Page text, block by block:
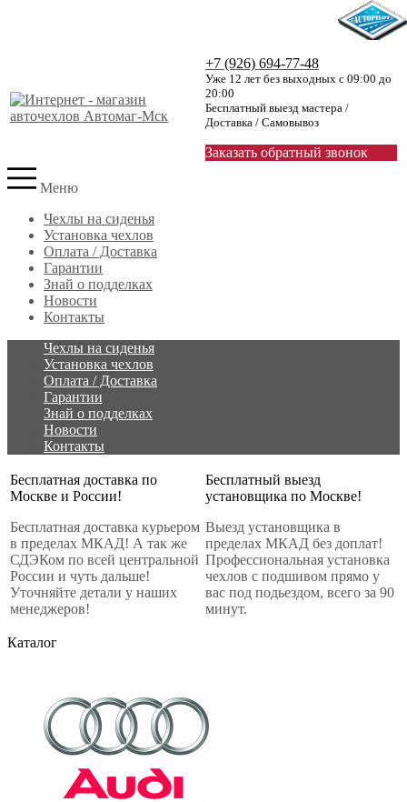
+7 (926) 694-77-48
Уже 12 лет без выходных с 09:00 до
20:00
Бесплатный выезд мастера /
Доставка / Самовывоз
Заказать обратный звонок
Меню
Чехлы на сиденья
Установка чехлов
Оплата / Доставка
Гарантии
Знай о подделках
Новости
Контакты
Чехлы на сиденья
Установка чехлов
Оплата / Доставка
Гарантии
Знай о подделках
Новости
Контакты
Бесплатная доставка по
Москве и России!
Бесплатная доставка курьером
в пределах МКАД! А так же
СДЭКом по всей центральной
России и чуть дальше!
Уточняйте детали у наших
менеджеров!
Бесплатный выезд
установщика по Москве!
Выезд установщика в
пределах МКАД без доплат!
Профессиональная установка
чехлов с подшивом прямо у
вас под подьездом, всего за 90
минут.
Каталог